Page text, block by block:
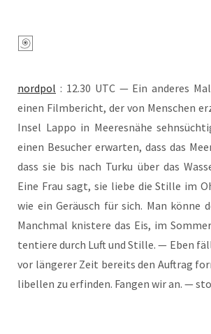
nord­pol : 12.30 UTC — Ein ande­res
einen Film­be­richt, der von Men­schen
Insel Lap­po in Mee­res­nä­he
einen Besu­cher erwar­ten, dass das
dass sie bis nach Tur­ku über das
Eine Frau sagt, sie lie­be die Stil­le im
wie ein Geräusch für sich. Man kön­ne
Manch­mal knis­te­re das Eis, im
ten­tie­re durch Luft und Stil­le. — Eben
vor län­ge­rer Zeit bereits den Auf­trag
li­bel­len zu erfin­den. Fan­gen wir an. —